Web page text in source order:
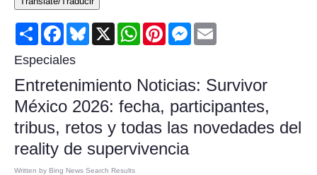
Consumer
Consumer Affairs Recalls
Food & Drug Recalls
Product Safety News
Share FacebookBluesky
X WhatsAppPinterestMessenger
Especiales
Entretenimiento Noticias: Survivor
México 2026: fecha, participantes,
tribus, retos y todas las novedades del
reality de supervivencia
Written by Bing News Search Results